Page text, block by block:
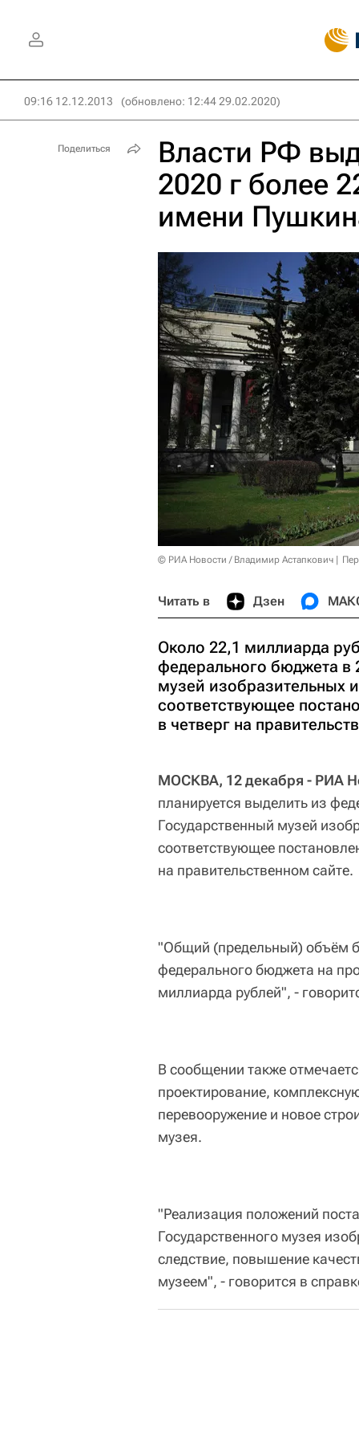
09:16 12.12.2013 (обновлено: 12:44 29.02.2020)
Власти РФ
2020 г более
имени
© РИА Новости / Владимир Астапкович
Читать в Дзен
Около 22,1 миллиарда
федерального бюджета в
музей изобразительных
соответствующее
в четверг на
МОСКВА, 12 декабря - РИА
планируется выделить из
Государственный музей
соответствующее
на правительственном сайте.
"Общий (предельный) объём
федерального бюджета на
миллиарда рублей", -
В сообщении также
проектирование,
перевооружение и новое
музея.
"Реализация положений
Государственного музея
следствие, повышение
музеем", - говорится в
Поделиться